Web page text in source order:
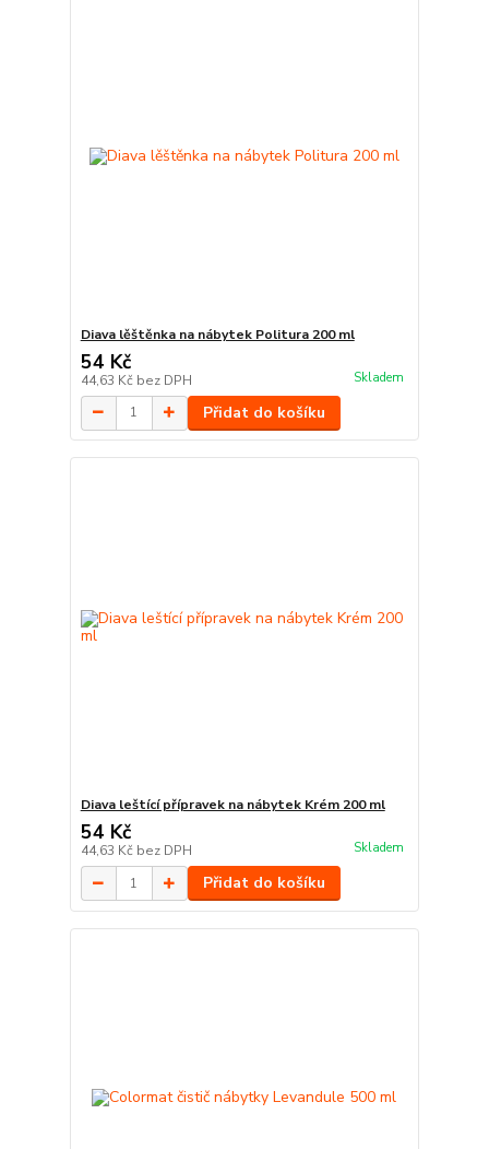
Diava lěštěnka na nábytek Politura 200 ml
54 Kč
44,63 Kč bez DPH Skladem
Přidat do košíku
Diava leštící přípravek na nábytek Krém 200 ml
54 Kč
44,63 Kč bez DPH Skladem
Přidat do košíku